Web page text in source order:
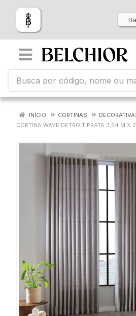
INÍCIO CORTINAS
CORTINA WAVE DETROIT PRATA 3,54 M X